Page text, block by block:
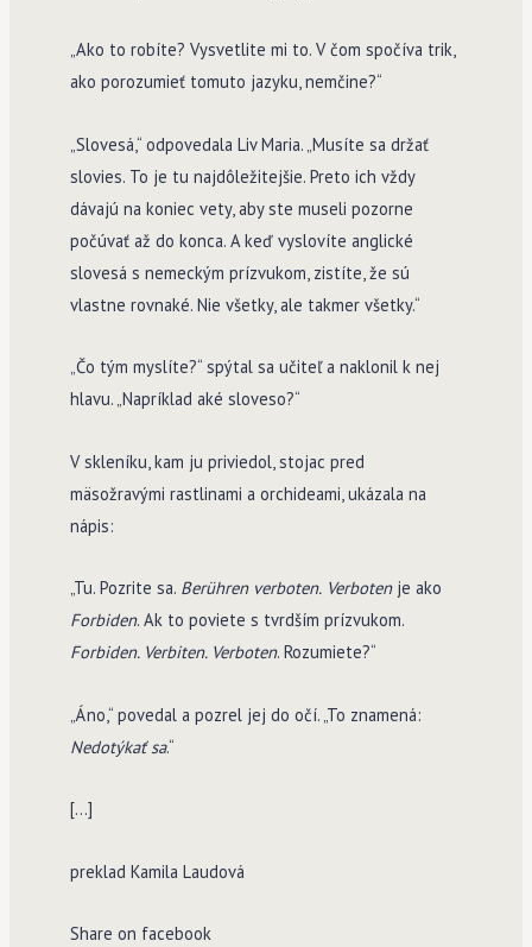
„Ako to robíte? Vysvetlite mi to. V čom spočíva trik,
ako porozumieť tomuto jazyku, nemčine?“
„Slovesá,“ odpovedala Liv Maria. „Musíte sa držať
slovies. To je tu najdôležitejšie. Preto ich vždy
dávajú na koniec vety, aby ste museli pozorne
počúvať až do konca. A keď vyslovíte anglické
slovesá s nemeckým prízvukom, zistíte, že sú
vlastne rovnaké. Nie všetky, ale takmer všetky.“
„Čo tým myslíte?“ spýtal sa učiteľ a naklonil k nej
hlavu. „Napríklad aké sloveso?“
V skleníku, kam ju priviedol, stojac pred
mäsožravými rastlinami a orchideami, ukázala na
nápis:
„Tu. Pozrite sa. Berühren verboten. Verbotenje ako
Forbiden. Ak to poviete s tvrdším prízvukom.
Forbiden. Verbiten. Verboten. Rozumiete?“
„Áno,“ povedal a pozrel jej do očí. „To znamená:
Nedotýkať sa.“
[…]
preklad Kamila Laudová
Share on facebook